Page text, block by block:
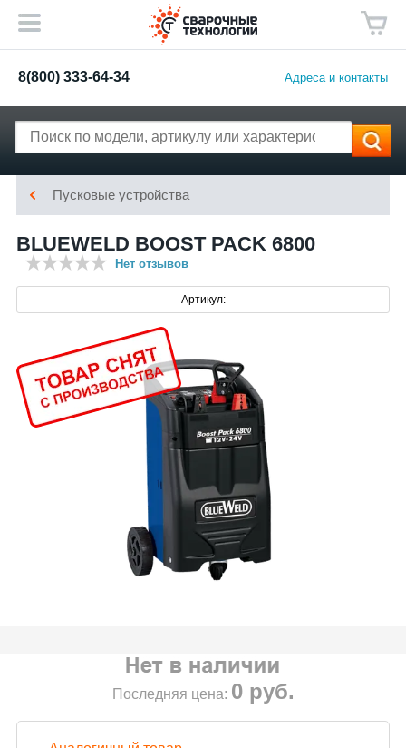
8(800) 333-64-34 Адреса и контакты
Пусковые устройства
BLUEWELD BOOST PACK 6800
Нет отзывов
Артикул:
Последняя цена: 0руб.